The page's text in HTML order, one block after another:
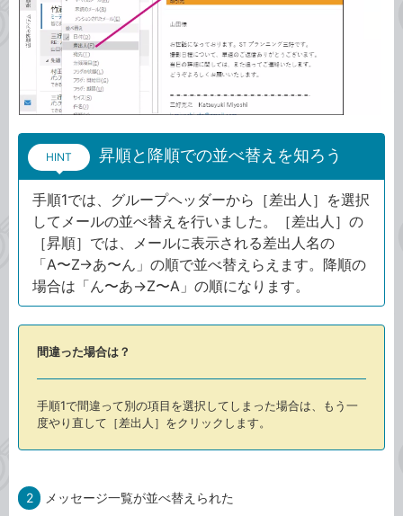
HINT 昇順と降順での並べ替えを知ろう
手順1では、グループヘッダーから［差出人］を選択
してメールの並べ替えを行いました。［差出人］の
［昇順］では、メールに表示される差出人名の
「A〜Z→あ〜ん」の順で並べ替えらえます。降順の
場合は「ん〜あ→Z〜A」の順になります。
間違った場合は？
手順1で間違って別の項目を選択してしまった場合は、もう一
度やり直して［差出人］をクリックします。
2 メッセージ一覧が並べ替えられた